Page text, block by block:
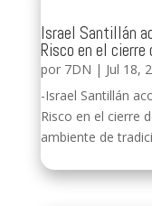
Israel Santillán
Risco en el
por 7DN | Jul 18,
-Israel Santillán
Risco en el cierre
ambiente de